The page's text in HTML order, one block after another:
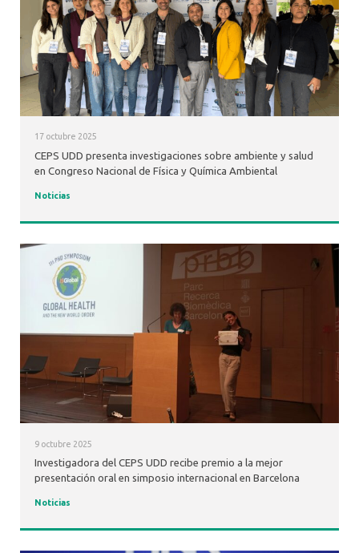
17 octubre 2025
CEPS UDD presenta investigaciones sobre ambiente y salud
en Congreso Nacional de Física y Química Ambiental
Noticias
9 octubre 2025
Investigadora del CEPS UDD recibe premio a la mejor
presentación oral en simposio internacional en Barcelona
Noticias